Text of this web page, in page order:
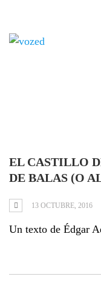
Tag:
EL CASTILLO
DE BALAS (O
13 OCTUBRE, 2016
Un texto de Édgar